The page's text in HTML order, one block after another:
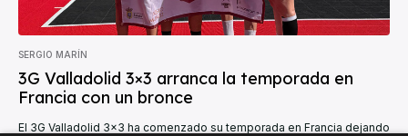
SERGIO MARÍN
3G Valladolid 3×3 arranca la temporada en
Francia con un bronce
El 3G Valladolid 3x3 ha comenzado su temporada en Francia dejando